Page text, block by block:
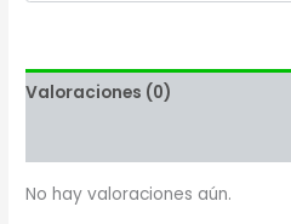
Valoraciones (0)
No hay valoraciones aún.